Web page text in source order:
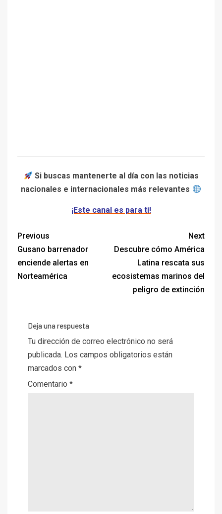
Si buscas mantenerte al día con las noticias
nacionales e internacionales más relevantes
¡Este canal es para ti!
Previous
Gusano barrenador
enciende alertas en
Norteamérica
Next
Descubre cómo América
Latina rescata sus
ecosistemas marinos del
peligro de extinción
Deja una respuesta
Tu dirección de correo electrónico no será
publicada. Los campos obligatorios están
marcados con *
Comentario *